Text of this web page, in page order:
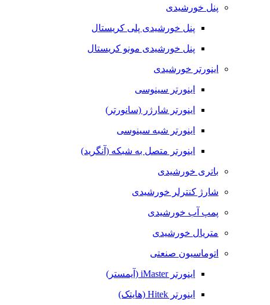
پنل خورشیدی
پنل خورشیدی پلی کریستال
پنل خورشیدی مونو کریستال
اینورتر خورشیدی
اینورتر سینوسی
اینورتر شارژر (سانورتر)
اینورتر شبه سینوسی
اینورتر متصل به شبکه (آنگرید)
باتری خورشیدی
شارژ کنترلر خورشیدی
پمپ آب خورشیدی
متریال خورشیدی
اتوماسیون صنعتی
اینورتر iMaster (آیمستر)
اینورتر Hitek (هایتک)